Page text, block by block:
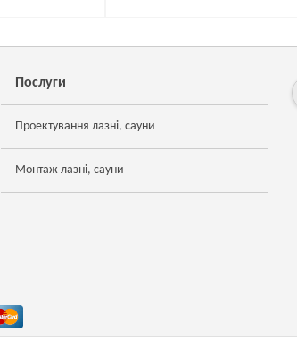
Послуги
Проектування лазні, сауни
Монтаж лазні, сауни